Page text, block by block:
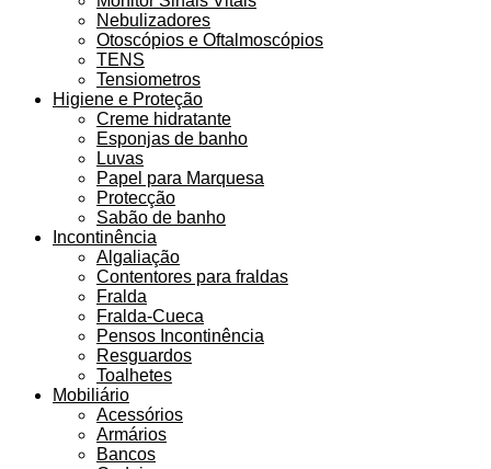
Nebulizadores
Otoscópios e Oftalmoscópios
TENS
Tensiometros
Higiene e Proteção
Creme hidratante
Esponjas de banho
Luvas
Papel para Marquesa
Protecção
Sabão de banho
Incontinência
Algaliação
Contentores para fraldas
Fralda
Fralda-Cueca
Pensos Incontinência
Resguardos
Toalhetes
Mobiliário
Acessórios
Armários
Bancos